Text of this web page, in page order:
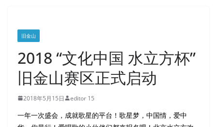
旧金山
2018 “文化中国 水立方杯”
旧金山赛区正式启动
2018年5月15日 editor 15
一年一次盛会，成就歌星的平台！歌星梦，中国情，爱中